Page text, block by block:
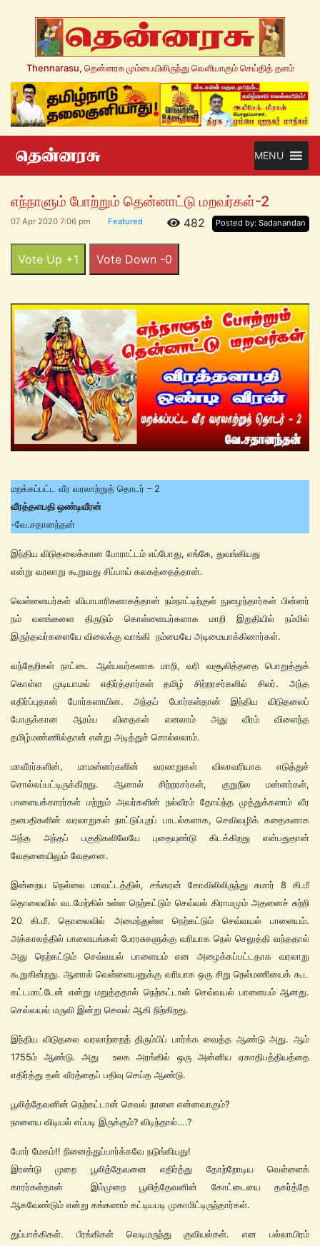
Thennarasu, தென்னரசு மும்பையிலிருந்து வெளியாகும் செய்தித் தளம்
MENU
எந்நாளும் போற்றும் தென்னாட்டு மறவர்கள்-2
07 Apr 2020 7:06 pm Featured Posted by: Sadanandan
482
Vote Up +1 Vote Down -0
மறக்கப்பட்ட வீர வரலாற்றுத் தொடர் – 2
வீரத்தளபதி ஒண்டிவீரன்
-வே.சதானந்தன்
இந்திய விடுதலைக்கான போராட்டம் எப்போது, எங்கே, துவங்கியது
என்று வரலாறு கூறுவது சிப்பாய் கலகத்தைத்தான்.
வெள்ளையர்கள் வியாபாரிகளாகத்தான் நம்நாட்டிற்குள் நுழைந்தார்கள் பின்னர்
நம் வளங்களை திருடும் கொள்ளையர்களாக மாறி இறுதியில் நம்மில்
இருந்தவர்களையே விலைக்கு வாங்கி நம்மையே அடிமையாக்கினார்கள்.
வந்தேறிகள் நாட்டை ஆள்பவர்களாக மாறி, வரி வசூலித்ததை பொறுத்துக்
கொள்ள முடியாமல் எதிர்த்தார்கள் தமிழ் சிற்றரசர்களில் சிலர். அந்த
எதிர்ப்புதான் போர்களாயின. அந்தப் போர்கள்தான் இந்திய விடுதலைப்
போருக்கான ஆரம்ப விதைகள் எனலாம் அது வீரம் விளைந்த
தமிழ்மண்ணில்தான் என்று அடித்துச் சொல்லலாம்.
மாவீரர்களின், மாமன்னர்களின் வரலாறுகள் விலாவரியாக எடுத்துச்
சொல்லப்பட்டிருக்கிறது. ஆனால் சிற்றரசர்கள், குறுநில மன்னர்கள்,
பாளையக்காரர்கள் மற்றும் அவர்களின் நல்வீரம் தோய்ந்த முத்துக்களாம் வீர
தளபதிகளின் வரலாறுகள் நாட்டுப்புறப் பாடல்களாக, செவிவழிக் கதைகளாக
அந்த அந்தப் பகுதிகளிலேயே புதையுண்டு கிடக்கிறது என்பதுதான்
வேதனையிலும் வேதனை.
இன்றைய நெல்லை மாவட்டத்தில், சங்கரன் கோவிலிலிருந்து சுமார் 8 கி.மீ
தொலைவில் வடமேற்கில் உள்ள நெற்கட்டும் செவ்வல் கிராமமும் அதனைச் சுற்றி
20 கி.மீ. தொலைவில் அமைந்துள்ள நெற்கட்டும் செவ்வயல் பாளையம்.
அக்காலத்தில் பாளையங்கள் பேரரசுகளுக்கு வரியாக நெல் செலுத்தி வந்ததால்
அது நெற்கட்டும் செவ்வயல் பாளையம் என அழைக்கப்பட்டதாக வரலாறு
கூறுகின்றது. ஆனால் வெள்ளையனுக்கு வரியாக ஒரு சிறு நெல்மணியைக் கூட
கட்டமாட்டேன் என்று மறுத்ததால் நெற்கட்டான் செவ்வயல் பாளையம் ஆனது.
செவ்வயல் மருவி இன்று செவல் ஆகி நிற்கிறது.
இந்திய விடுதலை வரலாற்றைத் திரும்பிப் பார்க்க வைத்த ஆண்டு அது. ஆம்
1755ம் ஆண்டு. அது உலக அரங்கில் ஒரு அன்னிய ஏகாதிபத்தியத்தை
எதிர்த்து தன் வீரத்தைப் பதிவு செய்த ஆண்டு.
பூலித்தேவனின் நெற்கட்டான் செவல் நாளை என்னவாகும்?
நாளைய விடியல் எப்படி இருக்கும்? விடிந்தால்….?
போர் மேகம்!! நினைத்துப்பார்க்கவே நடுங்கியது!
இரண்டு முறை பூலித்தேவனை எதிர்த்து தோற்றோடிய வெள்ளைக்
காரர்கள்தான் இம்முறை பூலித்தேவனின் கோட்டையை தகர்த்தே
ஆகவேண்டும் என்று கங்கணம் கட்டியபடி முகாமிட்டிருந்தார்கள்.
துப்பாக்கிகள். பீரங்கிகள் வெடிமருந்து குவியல்கள். என பல்லாயிரம்